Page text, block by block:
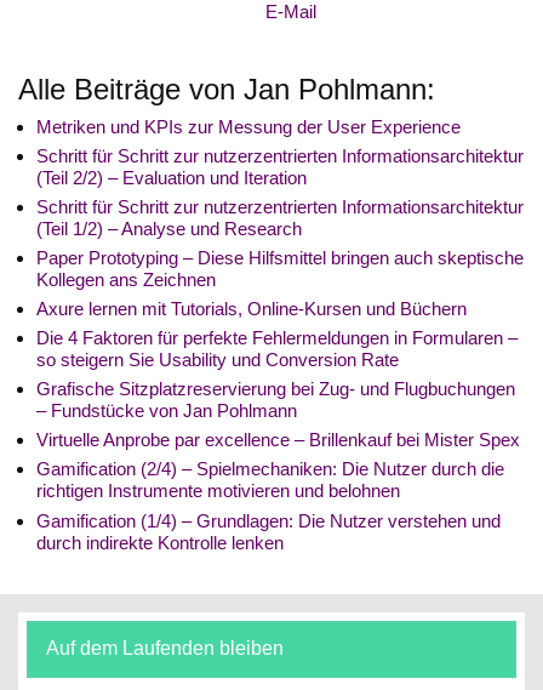
E-Mail
Alle Beiträge von Jan Pohlmann:
Metriken und KPIs zur Messung der User Experience
Schritt für Schritt zur nutzerzentrierten Informationsarchitektur
(Teil 2/2) – Evaluation und Iteration
Schritt für Schritt zur nutzerzentrierten Informationsarchitektur
(Teil 1/2) – Analyse und Research
Paper Prototyping – Diese Hilfsmittel bringen auch skeptische
Kollegen ans Zeichnen
Axure lernen mit Tutorials, Online-Kursen und Büchern
Die 4 Faktoren für perfekte Fehlermeldungen in Formularen –
so steigern Sie Usability und Conversion Rate
Grafische Sitzplatzreservierung bei Zug- und Flugbuchungen
– Fundstücke von Jan Pohlmann
Virtuelle Anprobe par excellence – Brillenkauf bei Mister Spex
Gamification (2/4) – Spielmechaniken: Die Nutzer durch die
richtigen Instrumente motivieren und belohnen
Gamification (1/4) – Grundlagen: Die Nutzer verstehen und
durch indirekte Kontrolle lenken
Auf dem Laufenden bleiben